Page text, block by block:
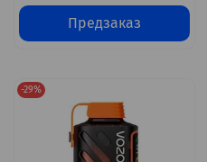
Предзаказ
-29%